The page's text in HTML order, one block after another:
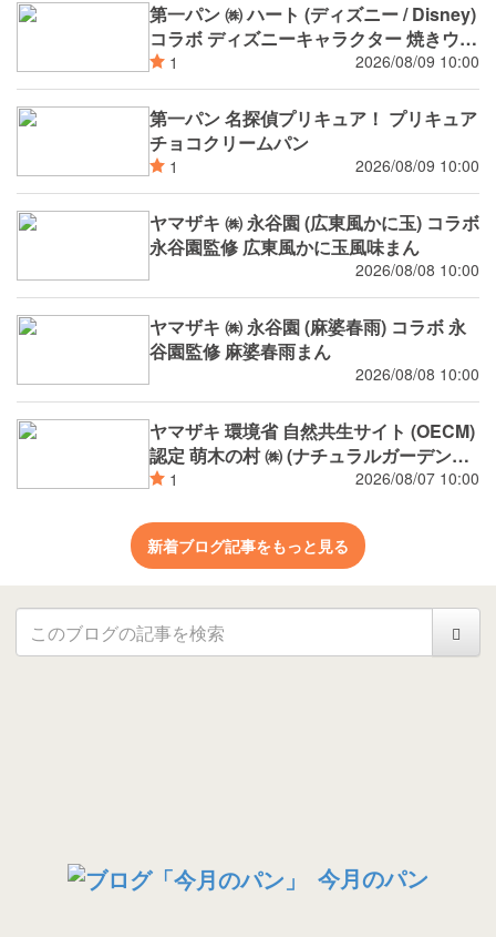
第一パン ㈱ ハート (ディズニー / Disney)
コラボ ディズニーキャラクター 焼きウイ
ンナーカレーパン
1 2026/08/09 10:00
第一パン 名探偵プリキュア！ プリキュア
チョコクリームパン
1 2026/08/09 10:00
ヤマザキ ㈱ 永谷園 (広東風かに玉) コラボ
永谷園監修 広東風かに玉風味まん
2026/08/08 10:00
ヤマザキ ㈱ 永谷園 (麻婆春雨) コラボ 永
谷園監修 麻婆春雨まん
2026/08/08 10:00
ヤマザキ 環境省 自然共生サイト (OECM)
認定 萌木の村 ㈱ (ナチュラルガーデンズ
MOEGI) コラボ ランチパック シャインマ
1 2026/08/07 10:00
新着ブログ記事をもっと見る
今月のパン